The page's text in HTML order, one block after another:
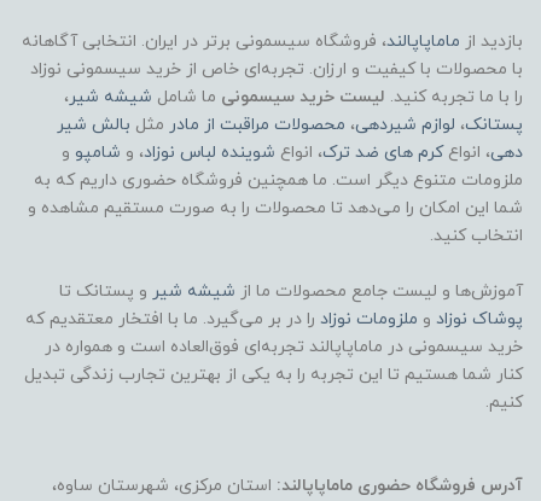
بازدید از ماماپاپالند، فروشگاه سیسمونی برتر در ایران. انتخابی آگاهانه
با محصولات با کیفیت و ارزان. تجربه‌ای خاص از خرید سیسمونی نوزاد
را با ما تجربه کنید. لیست خرید سیسمونی ما شامل شیشه شیر،
پستانک، لوازم شیردهی، محصولات مراقبت از مادر مثل بالش شیر
دهی، انواعکرم های ضد ترک، انواع شوینده لباس نوزاد، و شامپو و
ملزومات متنوع دیگر است. ما همچنین فروشگاه حضوری داریم که به
شما این امکان را می‌دهد تا محصولات را به صورت مستقیم مشاهده و
انتخاب کنید.
آموزش‌ها و لیست جامع محصولات ما از شیشه شیر و پستانک تا
پوشاک نوزاد و ملزومات نوزاد را در بر می‌گیرد. ما با افتخار معتقدیم که
خرید سیسمونی در ماماپاپالند تجربه‌ای فوق‌العاده است و همواره در
کنار شما هستیم تا این تجربه را به یکی از بهترین تجارب زندگی تبدیل
کنیم.
آدرس فروشگاه حضوری ماماپاپالند: استان مرکزی، شهرستان ساوه،